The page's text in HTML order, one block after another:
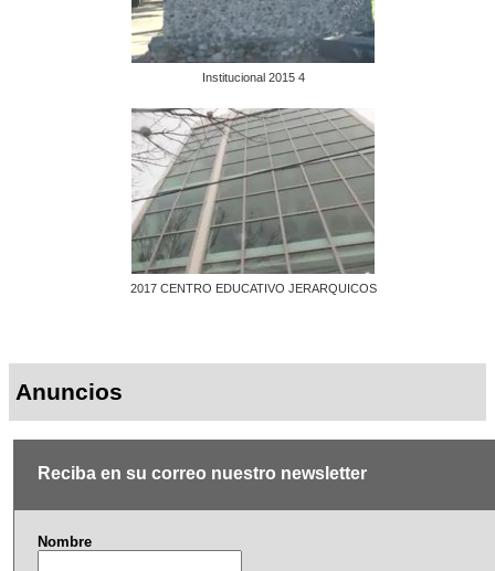
Institucional 2015 4
2017 CENTRO EDUCATIVO JERARQUICOS
Anuncios
Reciba en su correo nuestro newsletter
Nombre